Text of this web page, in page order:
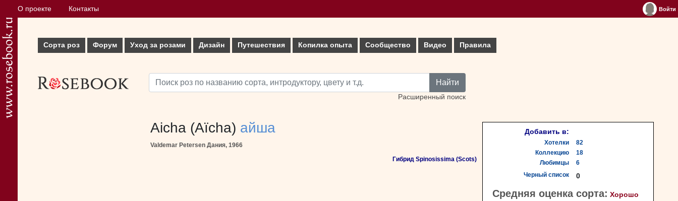
О проекте Контакты Войти
Сорта роз Форум Уход за розами Дизайн Путешествия Копилка опыта Сообщество Видео Правила
Найти
Расширенный поиск
Aicha (Aïcha) айша
Valdemar Petersen Дания, 1966
Гибрид Spinosissima (Scots)
Добавить в:
Хотелки
82
Коллекцию
18
Любимцы
6
Черный список
0
Средняя оценка сорта: Хорошо